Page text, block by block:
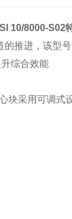
10/8000-S02
的推进，该型
综合效能
块采用可调式